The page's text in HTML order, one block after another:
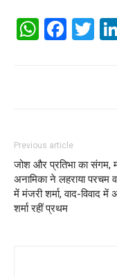
Previous article
जोश और प्रतिभा का संगम,
अनामिका ने लहराया परचम
में मंजरी शर्मा, वाद-विवाद में
शर्मा रहीं प्रथम